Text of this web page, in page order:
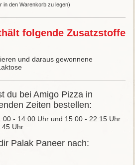
in den Warenkorb zu legen)
folgende Zusatzstoffe
und daraus gewonnene
du bei Amigo Pizza in
Zeiten bestellen:
- 14:00 Uhr und 15:00 - 22:15 Uhr
Uhr
Palak Paneer nach: